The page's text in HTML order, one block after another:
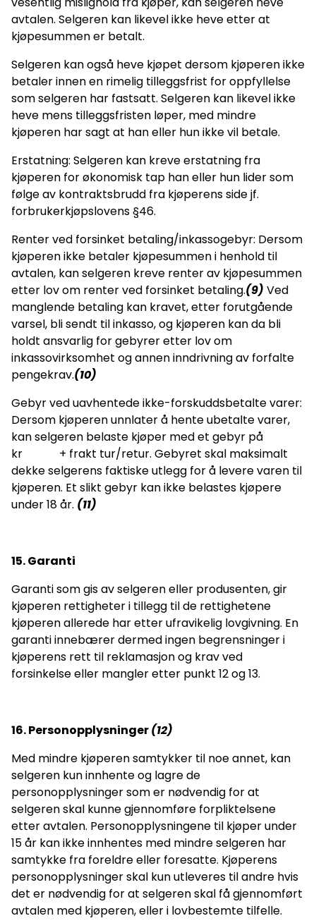
avtalen. Selgeren kan likevel ikke heve etter at
kjøpesummen er betalt.
Selgeren kan også heve kjøpet dersom kjøperen ikke
betaler innen en rimelig tilleggsfrist for oppfyllelse
som selgeren har fastsatt. Selgeren kan likevel ikke
heve mens tilleggsfristen løper, med mindre
kjøperen har sagt at han eller hun ikke vil betale.
Erstatning: Selgeren kan kreve erstatning fra
kjøperen for økonomisk tap han eller hun lider som
følge av kontraktsbrudd fra kjøperens side jf.
forbrukerkjøpslovens §46.
Renter ved forsinket betaling/inkassogebyr: Dersom
kjøperen ikke betaler kjøpesummen i henhold til
avtalen, kan selgeren kreve renter av kjøpesummen
etter lov om renter ved forsinket betaling.(9) Ved
manglende betaling kan kravet, etter forutgående
varsel, bli sendt til inkasso, og kjøperen kan da bli
holdt ansvarlig for gebyrer etter lov om
inkassovirksomhet og annen inndrivning av forfalte
pengekrav.(10)
Gebyr ved uavhentede ikke-forskuddsbetalte varer:
Dersom kjøperen unnlater å hente ubetalte varer,
kan selgeren belaste kjøper med et gebyr på
kr + frakt tur/retur. Gebyret skal maksimalt
dekke selgerens faktiske utlegg for å levere varen til
kjøperen. Et slikt gebyr kan ikke belastes kjøpere
under 18 år. (11)
15. Garanti
Garanti som gis av selgeren eller produsenten, gir
kjøperen rettigheter i tillegg til de rettighetene
kjøperen allerede har etter ufravikelig lovgivning. En
garanti innebærer dermed ingen begrensninger i
kjøperens rett til reklamasjon og krav ved
forsinkelse eller mangler etter punkt 12 og 13.
16. Personopplysninger(12)
Med mindre kjøperen samtykker til noe annet, kan
selgeren kun innhente og lagre de
personopplysninger som er nødvendig for at
selgeren skal kunne gjennomføre forpliktelsene
etter avtalen. Personopplysningene til kjøper under
15 år kan ikke innhentes med mindre selgeren har
samtykke fra foreldre eller foresatte. Kjøperens
personopplysninger skal kun utleveres til andre hvis
det er nødvendig for at selgeren skal få gjennomført
avtalen med kjøperen, eller i lovbestemte tilfelle.